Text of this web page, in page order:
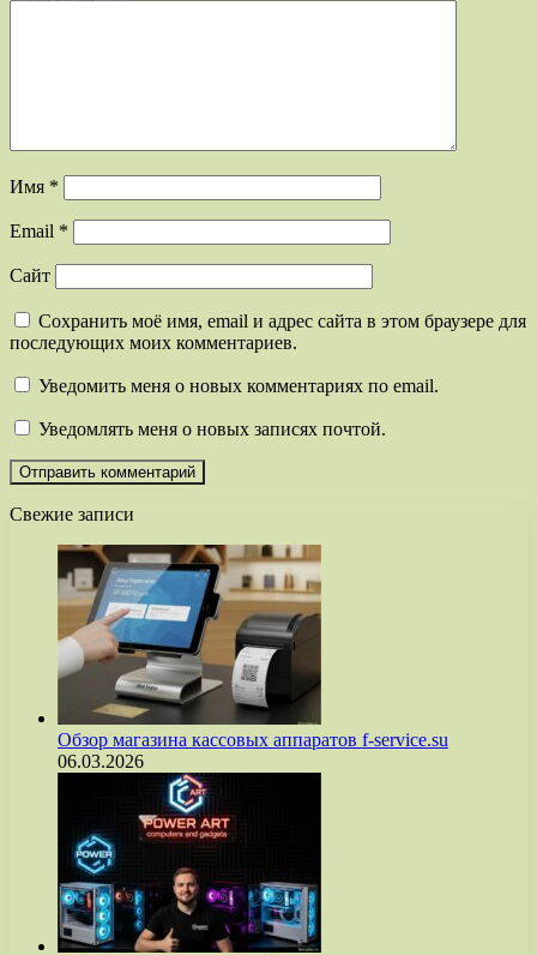
Имя *
Email *
Сайт
Сохранить моё имя, email и адрес сайта в этом браузере для
последующих моих комментариев.
Уведомить меня о новых комментариях по email.
Уведомлять меня о новых записях почтой.
Свежие записи
Обзор магазина кассовых аппаратов f-service.su
06.03.2026